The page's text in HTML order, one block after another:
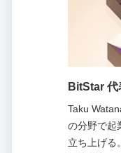
BitStar 代
Taku
の分野で起
立ち上げる